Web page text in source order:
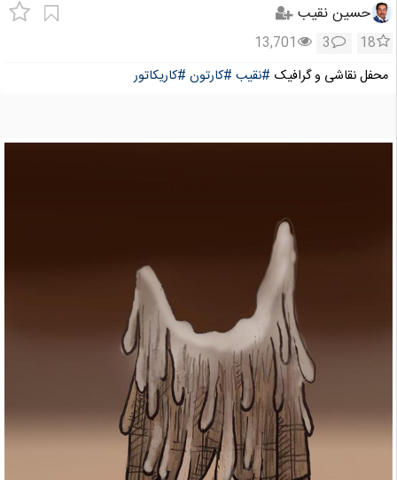
حسین نقیب
18
3
13,701
محفل نقاشی و گرافیک #نقیب #کارتون #کاریکاتور